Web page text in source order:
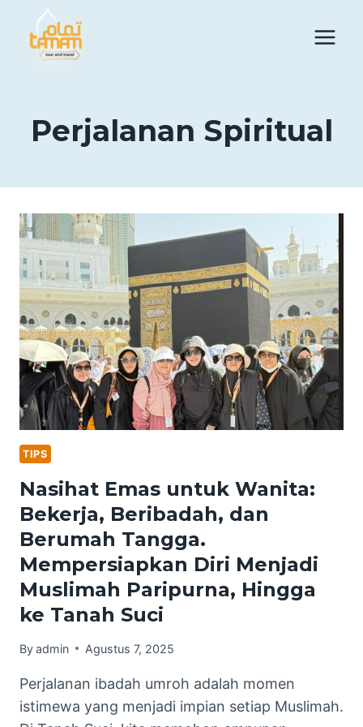
content
Perjalanan Spiritual
TIPS
Nasihat Emas untuk Wanita:
Bekerja, Beribadah, dan
Berumah Tangga.
Mempersiapkan Diri Menjadi
Muslimah Paripurna, Hingga
ke Tanah Suci
Byadmin Agustus 7, 2025
Perjalanan ibadah umroh adalah momen
istimewa yang menjadi impian setiap Muslimah.